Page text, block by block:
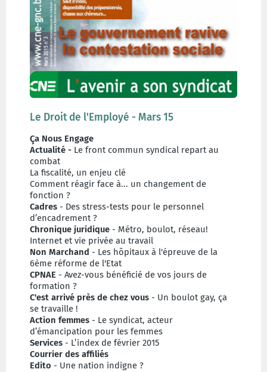
Le Droit de l'Employé - Mars 15
Ça Nous Engage
Actualité - Le front commun syndical repart au
combat
La fiscalité, un enjeu clé
Comment réagir face à... un changement de
fonction ?
Cadres - Des stress-tests pour le personnel
d’encadrement ?
Chronique juridique - Métro, boulot, réseau!
Internet et vie privée au travail
Non Marchand - Les hôpitaux à l'épreuve de la
6ème réforme de l'Etat
CPNAE - Avez-vous bénéficié de vos jours de
formation ?
C'est arrivé près de chez vous - Un boulot gay, ça
se travaille !
Action femmes - Le syndicat, acteur
d’émancipation pour les femmes
Services - L’index de février 2015
Courrier des affiliés
Edito - Une nation indigne ?